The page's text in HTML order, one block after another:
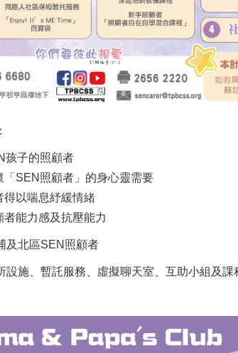
孩子的照顧者
SEN照顧者」的身心靈需要
以喘息紓緩情緒
能力感及抗壓能力
及北區SEN照顧者
設施、暫託服務、虛擬聊天室、互助小組及